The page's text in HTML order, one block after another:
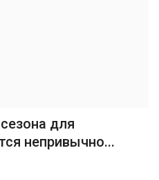
для
непривычно...